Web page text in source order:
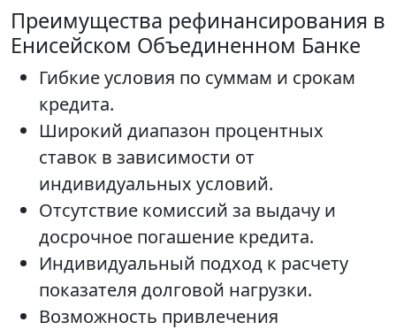
Преимущества рефинансирования в
Енисейском Объединенном Банке
Гибкие условия по суммам и срокам
кредита.
Широкий диапазон процентных
ставок в зависимости от
индивидуальных условий.
Отсутствие комиссий за выдачу и
досрочное погашение кредита.
Индивидуальный подход к расчету
показателя долговой нагрузки.
Возможность привлечения